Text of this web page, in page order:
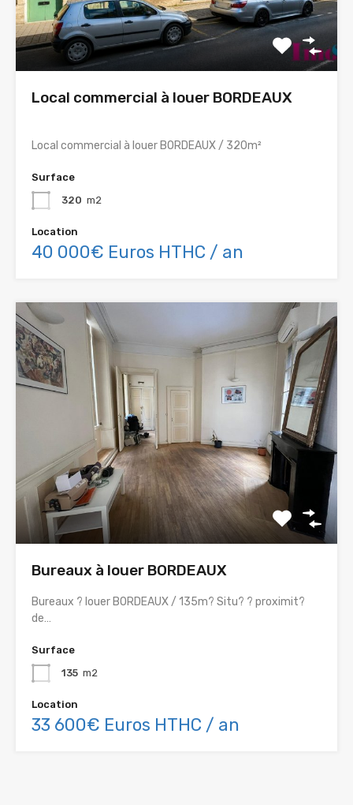
Local commercial à louer BORDEAUX
Local commercial à louer BORDEAUX / 320m²
Surface
320 m2
Location
40 000€ Euros HTHC / an
Bureaux à louer BORDEAUX
Bureaux ? louer BORDEAUX / 135m? Situ? ? proximit?
de…
Surface
135 m2
Location
33 600€ Euros HTHC / an